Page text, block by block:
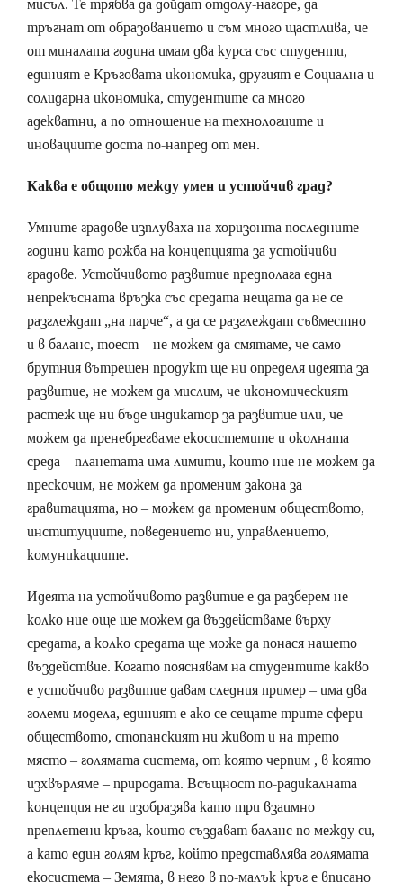
мисъл. Те трябва да дойдат отдолу-нагоре, да
тръгнат от образованието и съм много щастлива, че
от миналата година имам два курса със студенти,
единият е Кръговата икономика, другият е Социална и
солидарна икономика, студентите са много
адекватни, а по отношение на технологиите и
иновациите доста по-напред от мен.
Каква е общото между умен и устойчив град?
Умните градове изплуваха на хоризонта последните
години като рожба на концепцията за устойчиви
градове. Устойчивото развитие предполага една
непрекъсната връзка със средата нещата да не се
разглеждат „на парче“, а да се разглеждат съвместно
и в баланс, тоест – не можем да смятаме, че само
брутния вътрешен продукт ще ни определя идеята за
развитие, не можем да мислим, че икономическият
растеж ще ни бъде индикатор за развитие или, че
можем да пренебрегваме екосистемите и околната
среда – планетата има лимити, които ние не можем да
прескочим, не можем да променим закона за
гравитацията, но – можем да променим обществото,
институциите, поведението ни, управлението,
комуникациите.
Идеята на устойчивото развитие е да разберем не
колко ние още ще можем да въздействаме върху
средата, а колко средата ще може да понася нашето
въздействие. Когато пояснявам на студентите какво
е устойчиво развитие давам следния пример – има два
големи модела, единият е ако се сещате трите сфери –
обществото, стопанският ни живот и на трето
място – голямата система, от която черпим , в която
изхвърляме – природата. Всъщност по-радикалната
концепция не ги изобразява като три взаимно
преплетени кръга, които създават баланс по между си,
а като един голям кръг, който представлява голямата
екосистема – Земята, в него в по-малък кръг е вписано